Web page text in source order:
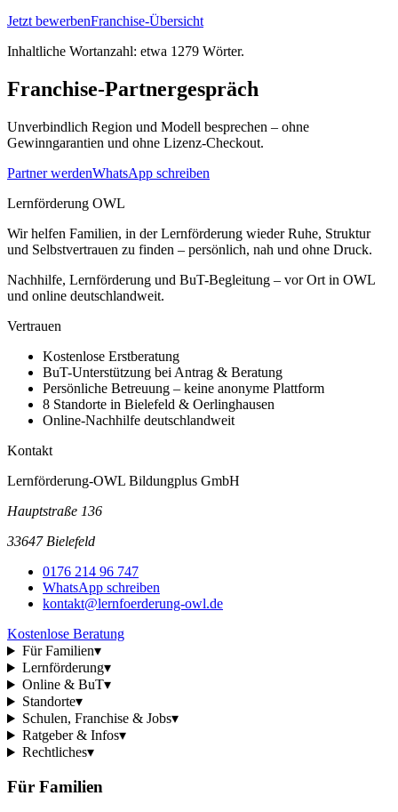
Jetzt bewerbenFranchise-Übersicht
Inhaltliche Wortanzahl: etwa 1279 Wörter.
Franchise-Partnergespräch
Unverbindlich Region und Modell besprechen – ohne
Gewinngarantien und ohne Lizenz-Checkout.
Partner werdenWhatsApp schreiben
Lernförderung OWL
Wir helfen Familien, in der Lernförderung wieder Ruhe, Struktur
und Selbstvertrauen zu finden – persönlich, nah und ohne Druck.
Nachhilfe, Lernförderung und BuT-Begleitung – vor Ort in OWL
und online deutschlandweit.
Vertrauen
Kostenlose Erstberatung
BuT-Unterstützung bei Antrag & Beratung
Persönliche Betreuung – keine anonyme Plattform
8 Standorte in Bielefeld & Oerlinghausen
Online-Nachhilfe deutschlandweit
Kontakt
Lernförderung-OWL Bildungplus GmbH
Hauptstraße 136
33647 Bielefeld
0176 214 96 747
WhatsApp schreiben
kontakt@lernfoerderung-owl.de
Kostenlose Beratung
Für Familien▾
Lernförderung▾
Online & BuT▾
Standorte▾
Schulen, Franchise & Jobs▾
Ratgeber & Infos▾
Rechtliches▾
Für Familien